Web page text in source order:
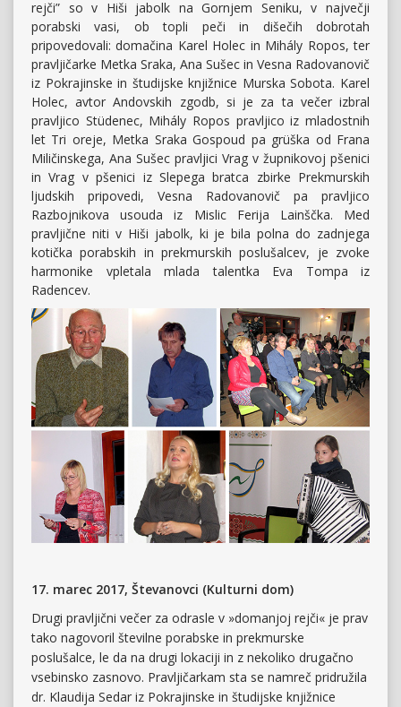
rejči” so v Hiši jabolk na Gornjem Seniku, v največji
porabski vasi, ob topli peči in dišečih dobrotah
pripovedovali: domačina Karel Holec in Mihály Ropos, ter
pravljičarke Metka Sraka, Ana Sušec in Vesna Radovanovič
iz Pokrajinske in študijske knjižnice Murska Sobota. Karel
Holec, avtor Andovskih zgodb, si je za ta večer izbral
pravljico Stüdenec, Mihály Ropos pravljico iz mladostnih
let Tri oreje, Metka Sraka Gospoud pa grüška od Frana
Miličinskega, Ana Sušec pravljici Vrag v župnikovoj pšenici
in Vrag v pšenici iz Slepega bratca zbirke Prekmurskih
ljudskih pripovedi, Vesna Radovanovič pa pravljico
Razbojnikova usouda iz Mislic Ferija Lainščka. Med
pravljične niti v Hiši jabolk, ki je bila polna do zadnjega
kotička porabskih in prekmurskih poslušalcev, je zvoke
harmonike vpletala mlada talentka Eva Tompa iz
Radencev.
17. marec 2017, Števanovci (Kulturni dom)
Drugi pravljični večer za odrasle v »domanjoj rejči« je prav
tako nagovoril številne porabske in prekmurske
poslušalce, le da na drugi lokaciji in z nekoliko drugačno
vsebinsko zasnovo. Pravljičarkam sta se namreč pridružila
dr. Klaudija Sedar iz Pokrajinske in študijske knjižnice